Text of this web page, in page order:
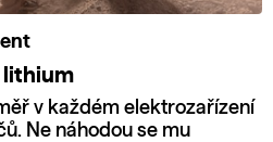
lithium
v každém elektrozařízení
Ne náhodou se mu